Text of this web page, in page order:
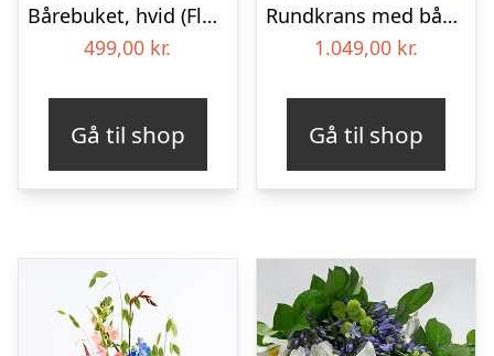
Bårebuket, hvid (Floristens kreative valg) med bånd
499,00 kr.
Gå til shop
Rundkrans med bånd – Floristens kreative valg
1.049,00 kr.
Gå til shop